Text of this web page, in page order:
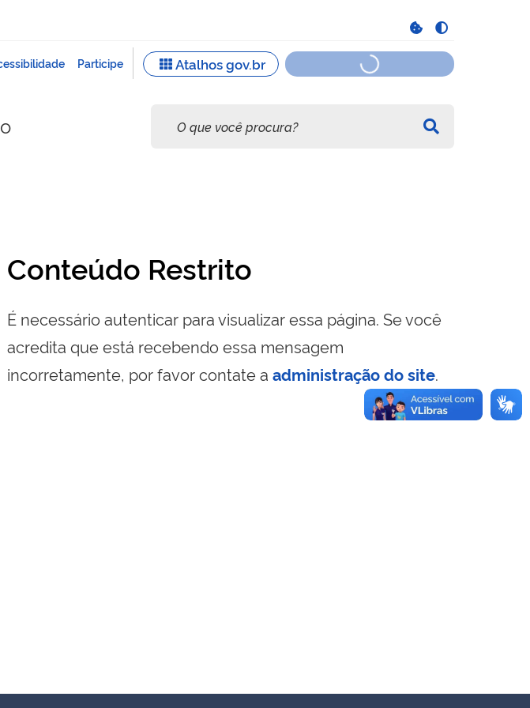
Conteúdo Restrito
É necessário autenticar para visualizar essa página. Se você
acredita que está recebendo essa mensagem
incorretamente, por favor contate a administração do site.